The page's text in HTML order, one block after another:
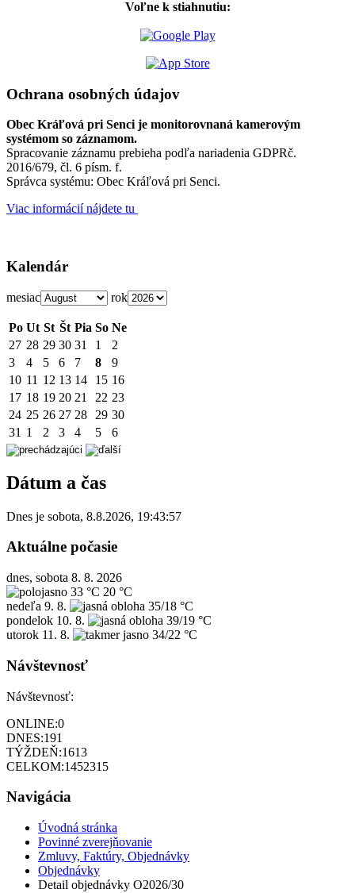
Voľne k stiahnutiu:
Ochrana osobných údajov
Obec Kráľová pri Senci je monitorovnaná kamerovým
systémom so záznamom.
Spracovanie záznamu prebieha podľa nariadenia GDPRč.
2016/679, čl. 6 písm. f.
Správca systému: Obec Kráľová pri Senci.
Viac informácií nájdete tu
Kalendár
mesiac rok
Po Ut St Št Pia So Ne
27 28 29 30 31 1
2
3
4 5 6 7 8
9
10 11 12 13 14 15 16
17 18 19 20 21 22 23
24 25 26 27 28 29 30
31 1 2 3 4 5 6
Dátum a čas
Dnes je sobota, 8.8.2026, 19:43:57
Aktuálne počasie
dnes, sobota 8. 8. 2026
33 °C 20 °C
nedeľa 9. 8.
35/18 °C
pondelok 10. 8.
39/19 °C
utorok 11. 8. 34/22 °C
Návštevnosť
Návštevnosť:
ONLINE:0
DNES:191
TÝŽDEŇ:1613
CELKOM:1452315
Navigácia
Úvodná stránka
Povinné zverejňovanie
Zmluvy, Faktúry, Objednávky
Objednávky
Detail objednávky O2026/30